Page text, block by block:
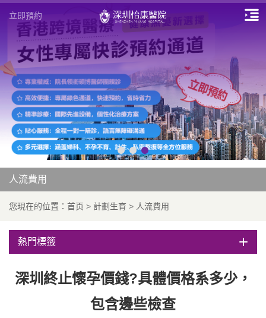
立即預約
人流費用
您現在的位置： 首页 > 計劃生育 > 人流費用
熱門標籤
深圳終止懷孕價錢?具體價格系多少，
包含邊些檢查